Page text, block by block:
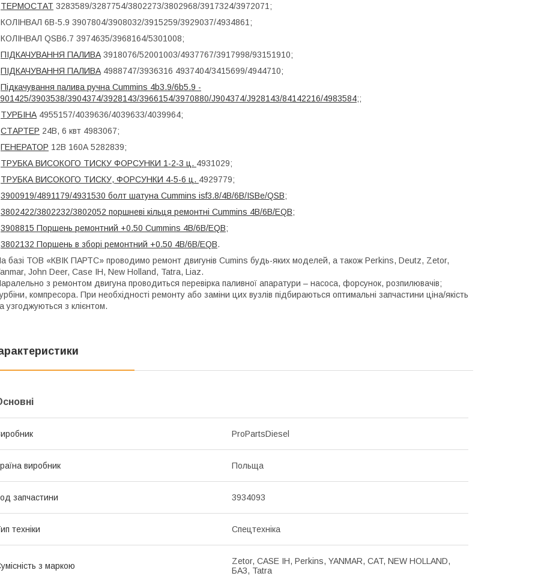
ТЕРМОСТАТ 3283589/3287754/3802273/3802968/3917324/3972071;
6B-5.9 3907804/3908032/3915259/3929037/4934861;
QSB6.7 3974635/3968164/5301008;
ПІДКАЧУВАННЯ ПАЛИВА 3918076/52001003/4937767/3917998/93151910;
ПІДКАЧУВАННЯ ПАЛИВА 4988747/3936316 4937404/3415699/4944710;
Підкачування палива ручна Cummins 4b3.9/6b5.9 -
3903538/3904374/3928143/3966154/3970880/J904374/J928143/84142216/4983584;;
ТУРБІНА 4955157/4039636/4039633/4039964;
СТАРТЕР 24В, 6 квт 4983067;
ГЕНЕРАТОР 12В 160А 5282839;
ТРУБКА ВИСОКОГО ТИСКУ ФОРСУНКИ 1-2-3 ц. 4931029;
ТРУБКА ВИСОКОГО ТИСКУ, ФОРСУНКИ 4-5-6 ц. 4929779;
3900919/4891179/4931530 болт шатуна Cummins isf3.8/4B/6B/ISBe/QSB;
3802422/3802232/3802052 поршневі кільця ремонтні Cummins 4B/6B/EQB;
3908815 Поршень ремонтний +0.50 Cummins 4B/6B/EQB;
3802132 Поршень в зборі ремонтний +0.50 4B/6B/EQB.
базі ТОВ «КВІК ПАРТС» проводимо ремонт двигунів Cumins будь-яких моделей, а також Perkins, Deutz, Zetor,
John Deer, Case IH, New Holland, Tatra, Liaz.
з ремонтом двигуна проводиться перевірка паливної апаратури – насоса, форсунок, розпилювачів;
компресора. При необхідності ремонту або заміни цих вузлів підбираються оптимальні запчастини ціна/якість
узгоджуються з клієнтом.
ProPartsDiesel
виробник Польща
запчастини 3934093
техніки Спецтехніка
з маркою
Zetor, CASE IH, Perkins, YANMAR, CAT, NEW HOLLAND,
БАЗ, Tatra